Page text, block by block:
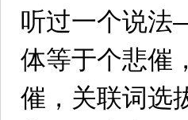
听过一个说
体等于个悲催
催，关联词选